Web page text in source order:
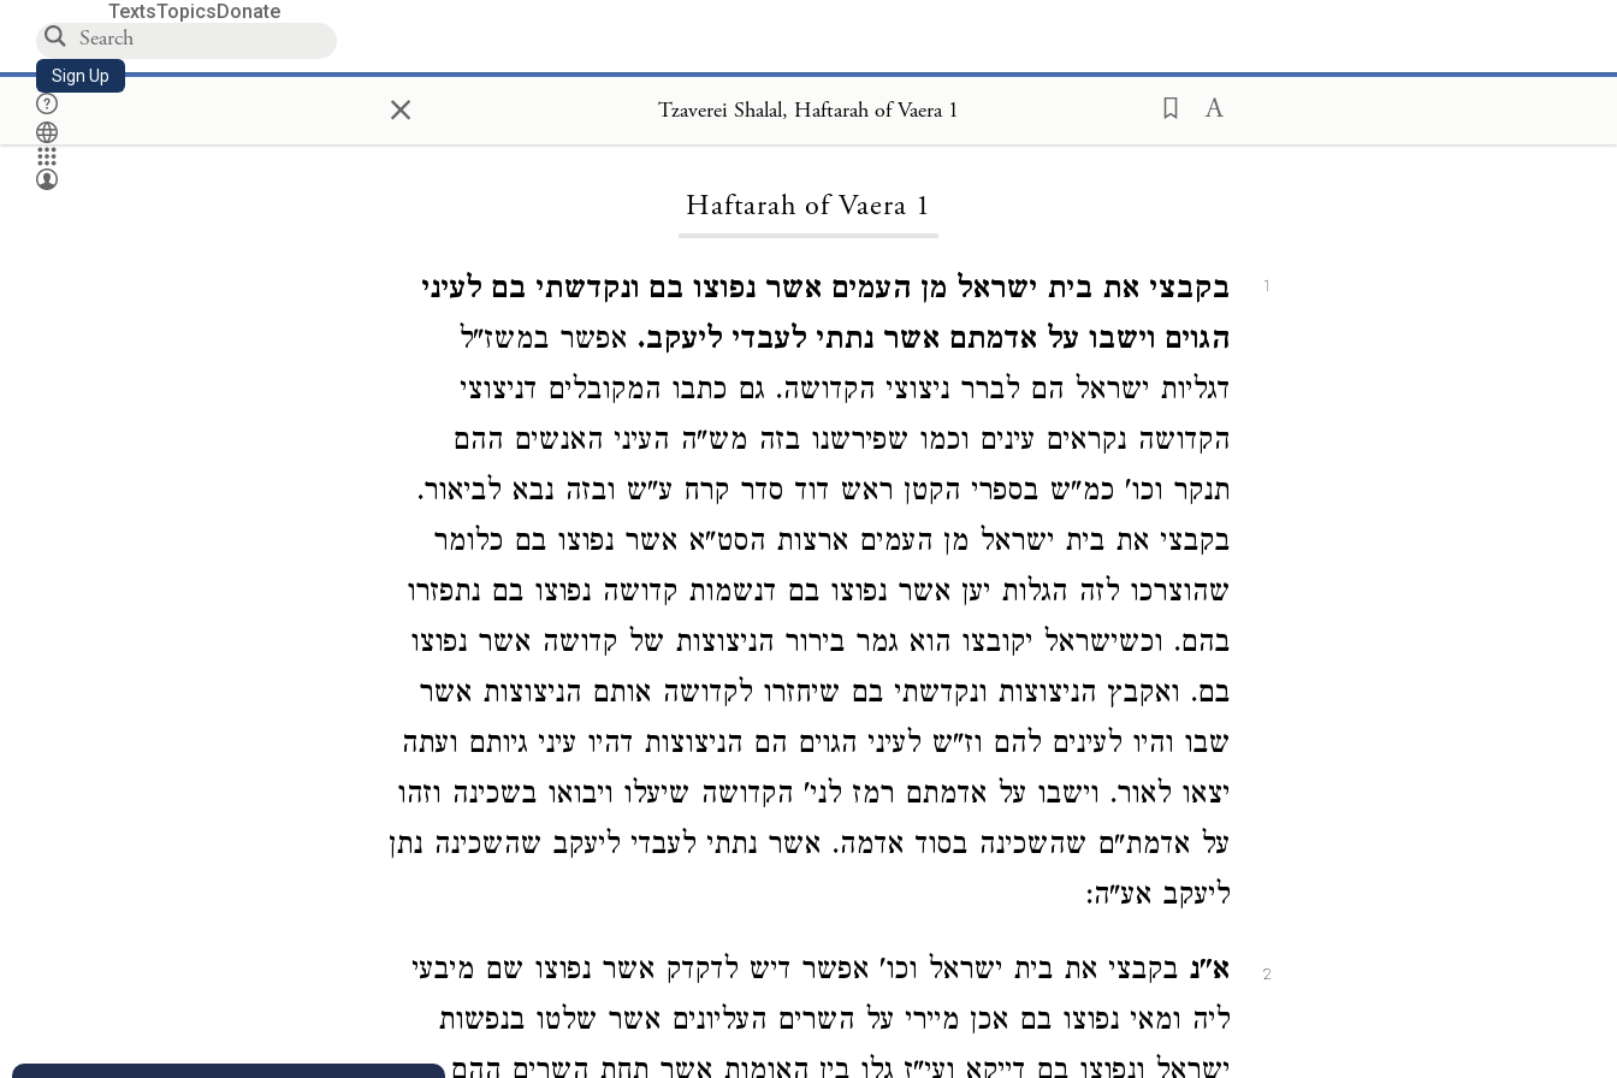
TextsTopicsDonate
Sign Up × Tzaverei Shalal, Haftarah of Vaera 1
Haftarah of Vaera 1
1
בקבצי את בית ישראל מן העמים אשר נפוצו בם ונקדשתי בם לעיני
הגוים וישבו על אדמתם אשר נתתי לעבדי ליעקב. אפשר במשז"ל
דגליות ישראל הם לברר ניצוצי הקדושה. גם כתבו המקובלים דניצוצי
הקדושה נקראים עינים וכמו שפירשנו בזה מש"ה העיני האנשים ההם
תנקר וכו' כמ"ש בספרי הקטן ראש דוד סדר קרח ע"ש ובזה נבא לביאור.
בקבצי את בית ישראל מן העמים ארצות הסט"א אשר נפוצו בם כלומר
שהוצרכו לזה הגלות יען אשר נפוצו בם דנשמות קדושה נפוצו בם נתפזרו
בהם. וכשישראל יקובצו הוא גמר בירור הניצוצות של קדושה אשר נפוצו
בם. ואקבץ הניצוצות ונקדשתי בם שיחזרו לקדושה אותם הניצוצות אשר
שבו והיו לעינים להם וז"ש לעיני הגוים הם הניצוצות דהיו עיני גיותם ועתה
יצאו לאור. וישבו על אדמתם רמז לני' הקדושה שיעלו ויבואו בשכינה וזהו
על אדמת"ם שהשכינה בסוד אדמה. אשר נתתי לעבדי ליעקב שהשכינה נתן
ליעקב אע"ה:
2 א"נ בקבצי את בית ישראל וכו' אפשר דיש לדקדק אשר נפוצו שם מיבעי
ליה ומאי נפוצו בם אכן מיירי על השרים העליונים אשר שלטו בנפשות